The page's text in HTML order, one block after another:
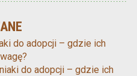
do adopcji – gdzie ich
do adopcji – gdzie ich